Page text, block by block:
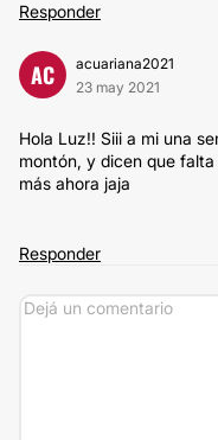
Responder
AC
acuariana2021
23 may 2021
Hola Luz!! Siii a mi una
montón, y dicen que
más ahora jaja
Responder